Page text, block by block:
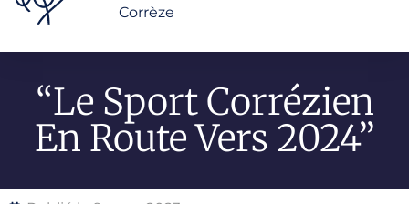
Corrèze
“Le Sport Corrézien
En Route Vers 2024”